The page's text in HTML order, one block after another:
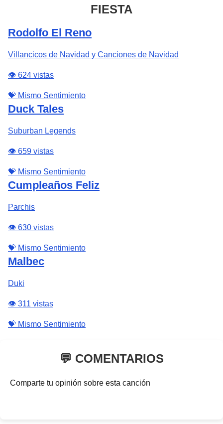
FIESTA
Rodolfo El Reno
Villancicos de Navidad y Canciones de Navidad
👁️ 624 vistas
💝 Mismo Sentimiento
Duck Tales
Suburban Legends
👁️ 659 vistas
💝 Mismo Sentimiento
Cumpleaños Feliz
Parchis
👁️ 630 vistas
💝 Mismo Sentimiento
Malbec
Duki
👁️ 311 vistas
💝 Mismo Sentimiento
💬 COMENTARIOS
Comparte tu opinión sobre esta canción